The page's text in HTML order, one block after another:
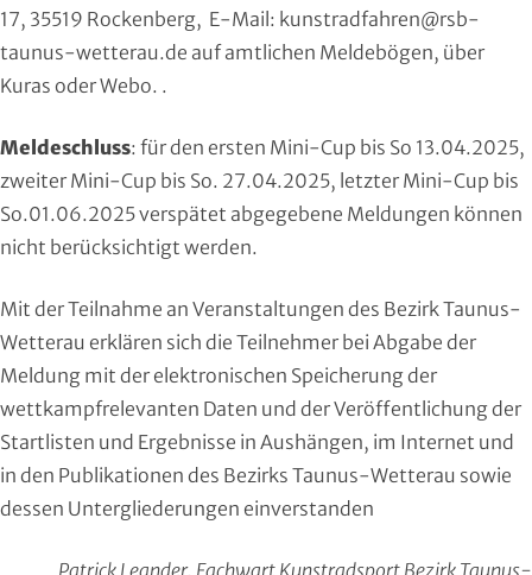
17, 35519 Rockenberg, E-Mail: kunstradfahren@rsb-
taunus-wetterau.de auf amtlichen Meldebögen, über
Kuras oder Webo. .
Meldeschluss: für den ersten Mini-Cup bis So 13.04.2025,
zweiter Mini-Cup bis So. 27.04.2025, letzter Mini-Cup bis
So.01.06.2025 verspätet abgegebene Meldungen können
nicht berücksichtigt werden.
Mit der Teilnahme an Veranstaltungen des Bezirk Taunus-
Wetterau erklären sich die Teilnehmer bei Abgabe der
Meldung mit der elektronischen Speicherung der
wettkampfrelevanten Daten und der Veröffentlichung der
Startlisten und Ergebnisse in Aushängen, im Internet und
in den Publikationen des Bezirks Taunus-Wetterau sowie
dessen Untergliederungen einverstanden
Patrick Leander, Fachwart Kunstradsport Bezirk Taunus-
Moderner Fünfkampf
Motorbootsport
Motorsport
Pferdesport
Pétanque
Pool-Billard
Radsport
Rasenkraft- und Tauzieh-Sport
Ringen
Roll- und Inline-Sport